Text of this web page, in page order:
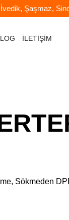
Şaşmaz,
İLETİŞİM
Sökmeden